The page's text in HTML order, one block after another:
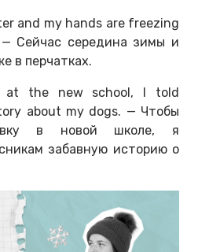
and my hands are freezing
Сейчас середина зимы и
в перчатках.
at the new school, I told
about my dogs. — Чтобы
в новой школе, я
забавную историю о